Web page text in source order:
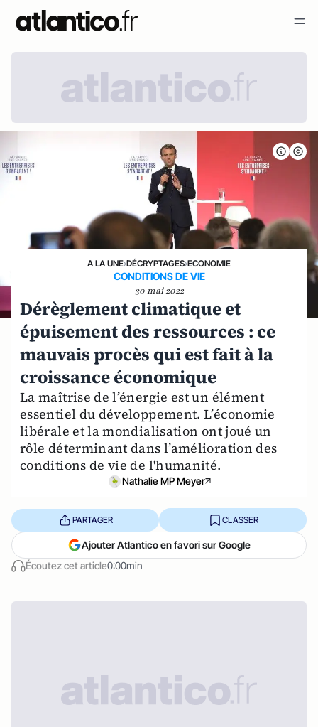
A LA UNE›DÉCRYPTAGES›ECONOMIE
CONDITIONS DE VIE
30 mai 2022
Dérèglement climatique et
épuisement des ressources : ce
mauvais procès qui est fait à la
croissance économique
La maîtrise de l’énergie est un élément
essentiel du développement. L’économie
libérale et la mondialisation ont joué un
rôle déterminant dans l’amélioration des
conditions de vie de l'humanité.
Nathalie MP Meyer
Écoutez cet article0:00min
PARTAGER CLASSER
Ajouter Atlantico en favori sur Google